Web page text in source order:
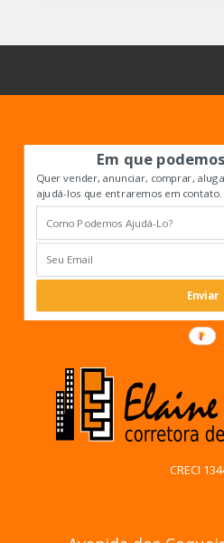
Em que
Quer vender, anunciar, comprar,
ajudá-los que entraremos em contato.
Enviar
CRECI